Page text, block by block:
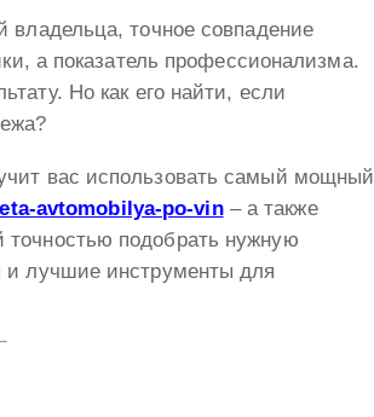
владельца, точное совпадение
а показатель профессионализма.
Но как его найти, если
вас использовать самый мощный
avtomobilya-po-vin– а также
подобрать нужную
и лучшие инструменты для